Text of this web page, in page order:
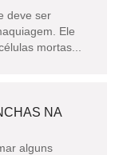
deve ser
Ele
mortas...
NA
alguns